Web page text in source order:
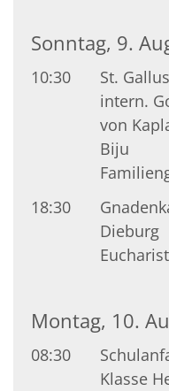
Sonntag, 9.
10:30
St.
intern.
von
Biju
18:30
Dieburg
Montag, 10.
08:30
Klasse